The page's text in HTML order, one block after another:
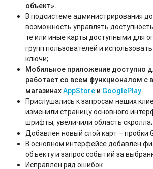
объект».
В подсистеме администрирования
возможность управлять
те или иные карты доступными для
групп пользователей и
ключи;
Мобильное приложение доступно
работает со всем функционалом с
магазинахAppStore и GooglePlay
Прислушались к запросам наших
изменили страницу основного
шрифты, увеличили область скролла;
Добавлен новый слой карт – пробки
В основном интерфейсе добавлен
объекту и запрос событий за
Исправлен ряд ошибок.